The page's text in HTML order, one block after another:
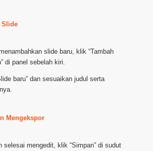
Slide
slide baru, klik “Tambah
di panel sebelah kiri.
baru” dan sesuaikan judul serta
Mengekspor
selesai mengedit, klik “Simpan” di sudut